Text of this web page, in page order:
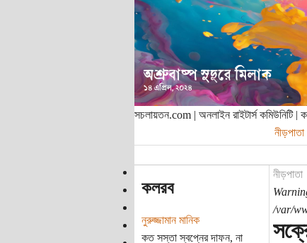
সচলায়তন.com | অনলাইন রাইটার্স কমিউনিটি
নীড়পাতা
কলরব
নুরুজ্জামান মানিক
কত সস্তা স্বপ্নের দাফন, না
নীড়পাতা
/var/